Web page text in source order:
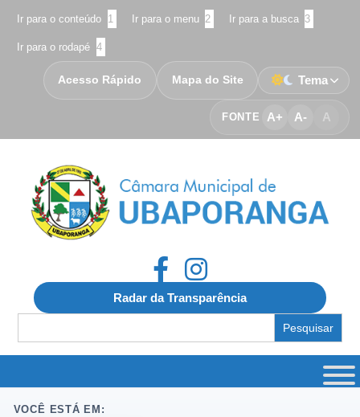
Ir para o conteúdo 1 Ir para o menu 2 Ir para a busca 3
Ir para o rodapé 4
FONTE A+ A- A
Acesso Rápido Mapa do Site Tema
Radar da Transparência
for:
VOCÊ ESTÁ EM: